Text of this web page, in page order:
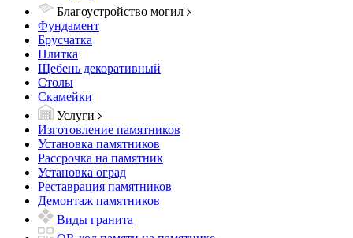
Благоустройство могил
Фундамент
Брусчатка
Плитка
Щебень декоративный
Столы
Скамейки
Услуги
Изготовление памятников
Установка памятников
Рассрочка на памятник
Установка оград
Реставрация памятников
Демонтаж памятников
Виды гранита